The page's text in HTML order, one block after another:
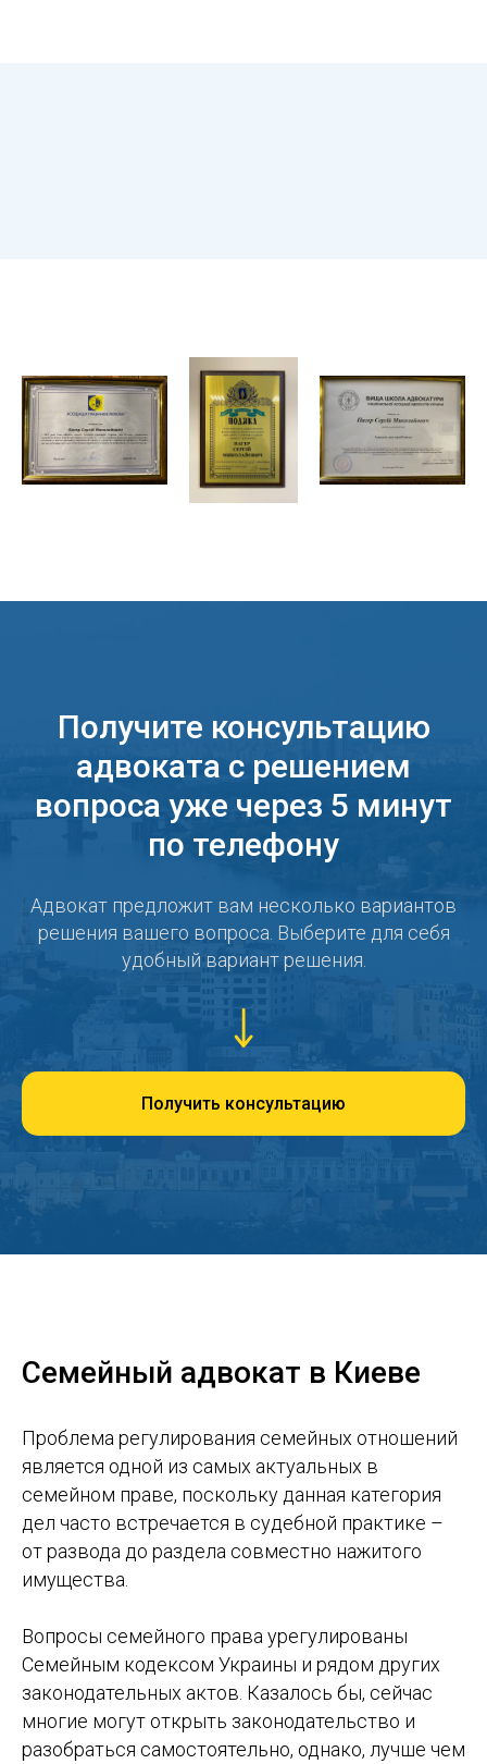
Получите консультацию
адвоката с решением
вопроса уже через 5 минут
по телефону
Адвокат предложит вам несколько вариантов
решения вашего вопроса. Выберите для себя
удобный вариант решения.
Получить консультацию
Семейный адвокат в Киеве
Проблема регулирования семейных отношений
является одной из самых актуальных в
семейном праве, поскольку данная категория
дел часто встречается в судебной практике –
от развода до раздела совместно нажитого
имущества.
Вопросы семейного права урегулированы
Семейным кодексом Украины и рядом других
законодательных актов. Казалось бы, сейчас
многие могут открыть законодательство и
разобраться самостоятельно, однако, лучше чем